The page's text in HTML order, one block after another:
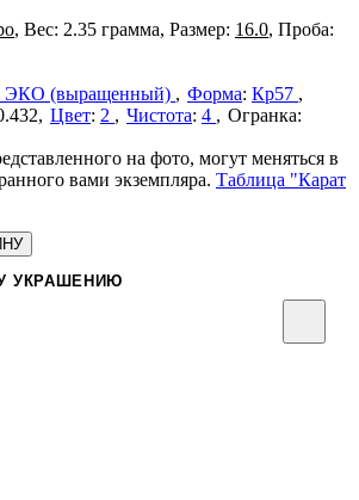
, Вес: 2.35 грамма, Размер: 16.0, Проба:
ЭКО (выращенный) Форма: Кр57
Цвет: 2 Чистота: 4
на фото, могут меняться в
вами экземпляра. Таблица "Карат
УКРАШЕНИЮ